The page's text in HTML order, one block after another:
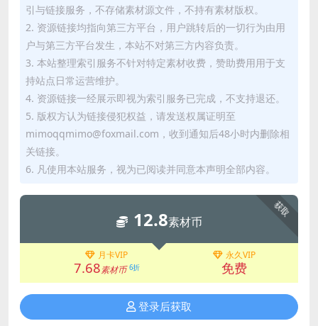
引与链接服务，不存储素材源文件，不持有素材版权。
2. 资源链接均指向第三方平台，用户跳转后的一切行为由用
户与第三方平台发生，本站不对第三方内容负责。
3. 本站整理索引服务不针对特定素材收费，赞助费用用于支
持站点日常运营维护。
4. 资源链接一经展示即视为索引服务已完成，不支持退还。
5. 版权方认为链接侵犯权益，请发送权属证明至
mimoqqmimo@foxmail.com，收到通知后48小时内删除相
关链接。
6. 凡使用本站服务，视为已阅读并同意本声明全部内容。
获取
12.8素材币
月卡VIP
7.68素材币 6折
永久VIP
免费
登录后获取